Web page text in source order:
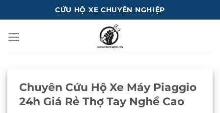
qua
dung
CỨU HỘ XE CHUYÊN NGHIỆP
Chuyên Cứu Hộ Xe Máy Piaggio
24h Giá Rẻ Thợ Tay Nghề Cao